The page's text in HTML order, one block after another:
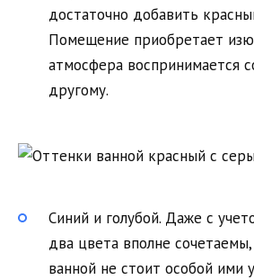
достаточно добавить
Помещение приобретает
атмосфера воспринимается
другому.
Синий и голубой. Даже с
два цвета вполне
ванной не стоит особой ими